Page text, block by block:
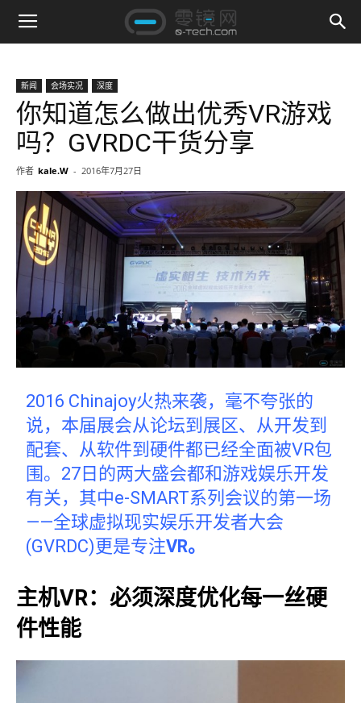
新闻 会场实况 深度
你知道怎么做出优秀VR游戏
吗？GVRDC干货分享
作者 kale.W - 2016年7月27日
2016 Chinajoy火热来袭，毫不夸张的
说，本届展会从论坛到展区、从开发到
配套、从软件到硬件都已经全面被VR包
围。27日的两大盛会都和游戏娱乐开发
有关，其中e-SMART系列会议的第一场
——全球虚拟现实娱乐开发者大会
(GVRDC)更是专注VR。
主机VR：必须深度优化每一丝硬
件性能